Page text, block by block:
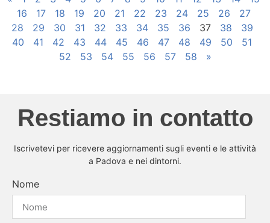
16
17 18 19 20 21 22 23 24 25 26
27
28
29 30 31 32 33 34 35 36 37 38
39
40
41 42 43 44 45 46 47 48 49 50
51
52
53 54 55 56 57 58 »
Restiamo in contatto
Iscrivetevi per ricevere aggiornamenti sugli eventi e le attività
a Padova e nei dintorni.
Nome